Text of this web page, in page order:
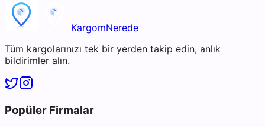
KargomNerede
Tüm kargolarınızı tek bir yerden takip edin, anlık
bildirimler alın.
Popüler Firmalar